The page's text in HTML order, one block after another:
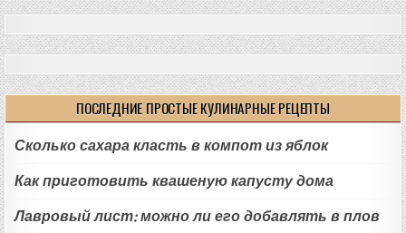
ПОСЛЕДНИЕ ПРОСТЫЕ КУЛИНАРНЫЕ РЕЦЕПТЫ
Сколько сахара класть в компот из яблок
Как приготовить квашеную капусту дома
Лавровый лист: можно ли его добавлять в плов